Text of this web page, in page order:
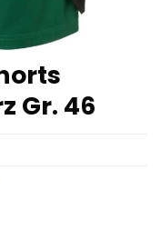
Gr. 46